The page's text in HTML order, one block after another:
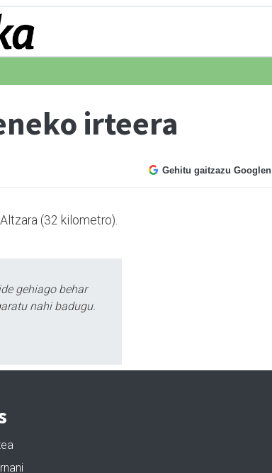
irteera
Gehitu gaitzazu Googlen
(32 kilometro).
gehiago behar
nahi badugu.